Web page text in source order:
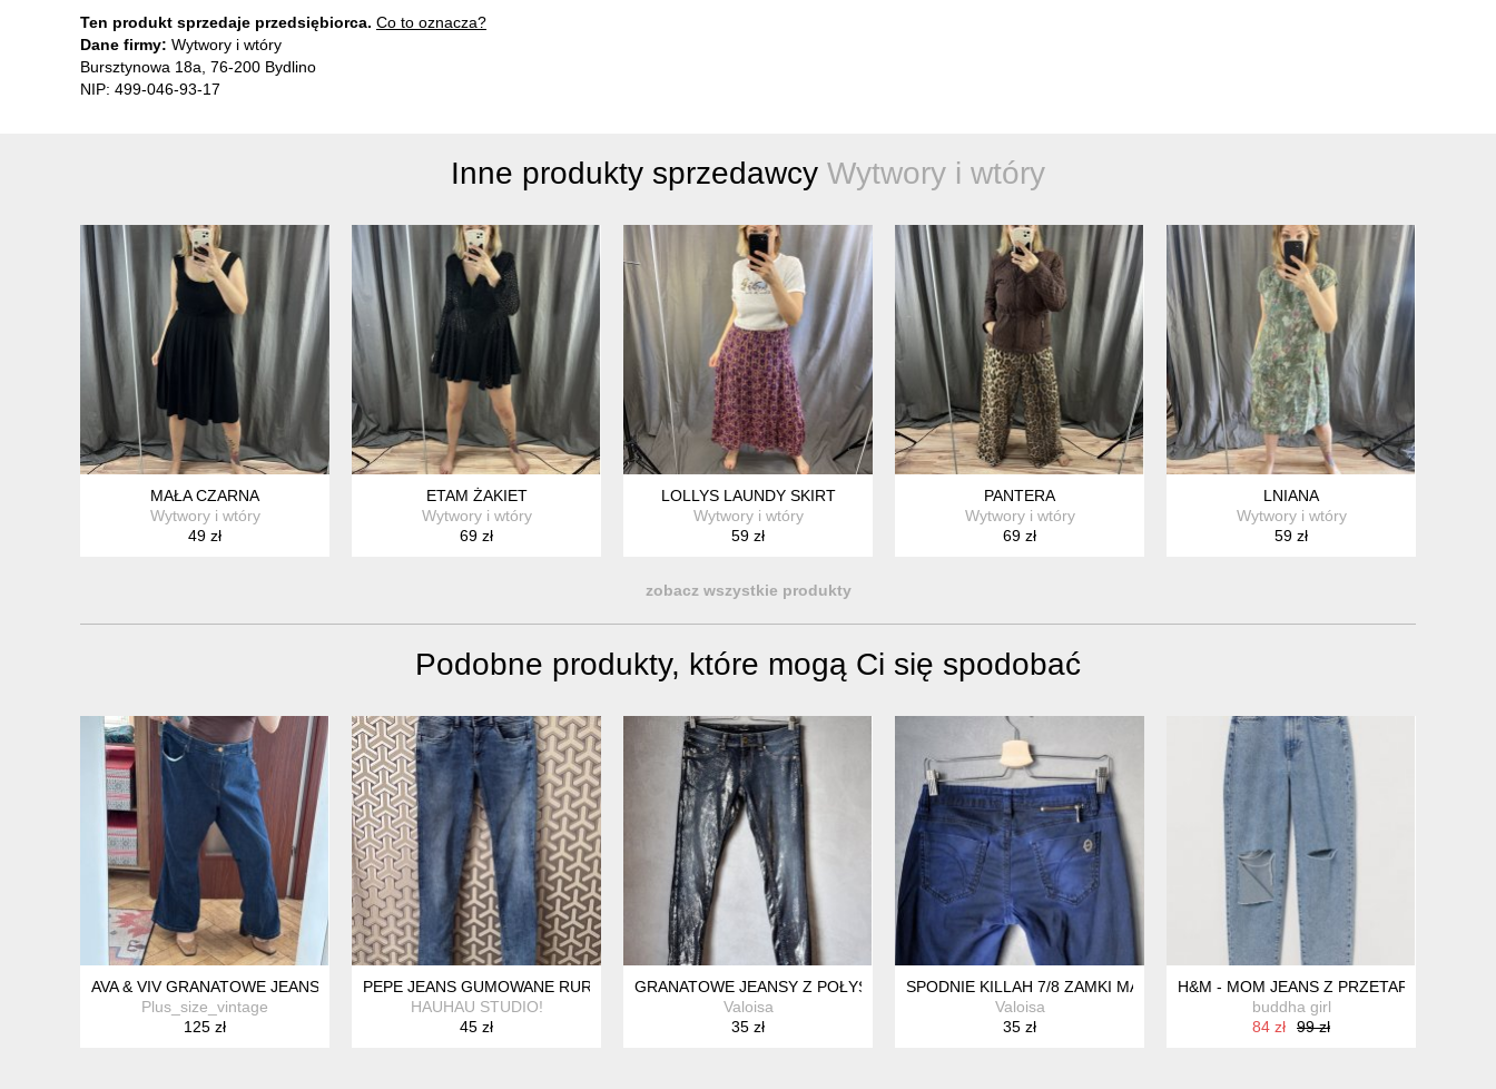
Ten produkt sprzedaje przedsiębiorca. Co to oznacza?
Dane firmy: Wytwory i wtóry
Bursztynowa 18a, 76-200 Bydlino
NIP: 499-046-93-17
Inne produkty sprzedawcy Wytwory i wtóry
MAŁA CZARNA
Wytwory i wtóry
49 zł
ETAM ŻAKIET
Wytwory i wtóry
69 zł
LOLLYS LAUNDY SKIRT
Wytwory i wtóry
59 zł
PANTERA
Wytwory i wtóry
69 zł
LNIANA
Wytwory i wtóry
59 zł
zobacz wszystkie produkty
Podobne produkty, które mogą Ci się spodobać
AVA & VIV GRANATOWE JEANSY HIGH RISE FLARE PLUS SIZE 7XL / 54 / 26
Plus_size_vintage
125 zł
PEPE JEANS GUMOWANE RURKI
HAUHAU STUDIO!
45 zł
GRANATOWE JEANSY Z POŁYSKIEM WŁOSKIE S
Valoisa
35 zł
SPODNIE KILLAH 7/8 ZAMKI MALOWANE XS 27
Valoisa
35 zł
H&M - MOM JEANS Z PRZETARCIAMI - 34
buddha girl
84 zł
99 zł